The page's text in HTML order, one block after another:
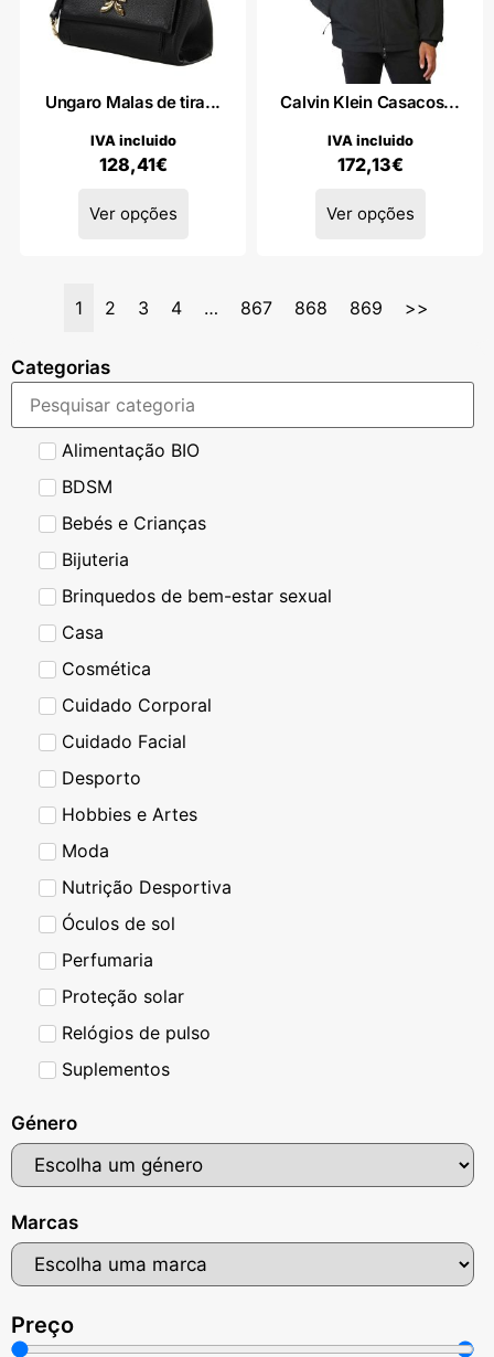
Categorias
Alimentação BIO
BDSM
Bebés e Crianças
Bijuteria
Brinquedos de bem-estar sexual
Casa
Cosmética
Cuidado Corporal
Cuidado Facial
Desporto
Hobbies e Artes
Moda
Nutrição Desportiva
Óculos de sol
Perfumaria
Proteção solar
Relógios de pulso
Suplementos
Género
Marcas
Preço
Ungaro Malas de tira...
128,41€
IVA incluido
Ver opções
Calvin Klein Casacos...
172,13€
IVA incluido
Ver opções
1 2 3 4 … 867 868 869 >>